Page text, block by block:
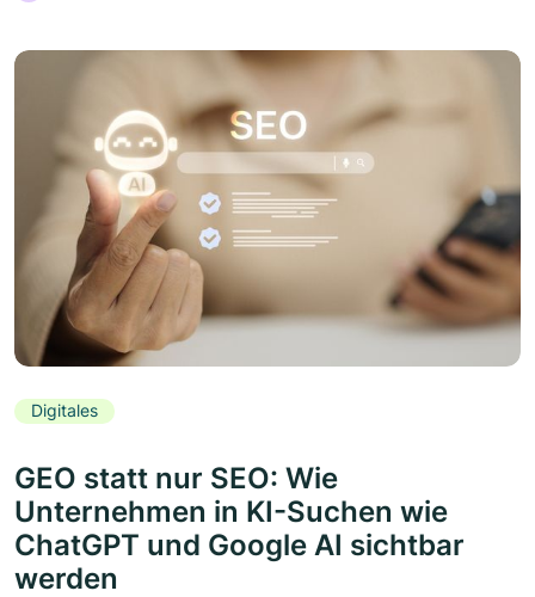
Digitales
GEO statt nur SEO: Wie
Unternehmen in KI-Suchen wie
ChatGPT und Google AI sichtbar
werden